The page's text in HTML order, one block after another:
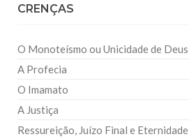
CRENÇAS
O Monoteísmo ou Unicidade de Deus
A Profecia
O Imamato
A Justiça
Ressureição, Juízo Final e Eternidade